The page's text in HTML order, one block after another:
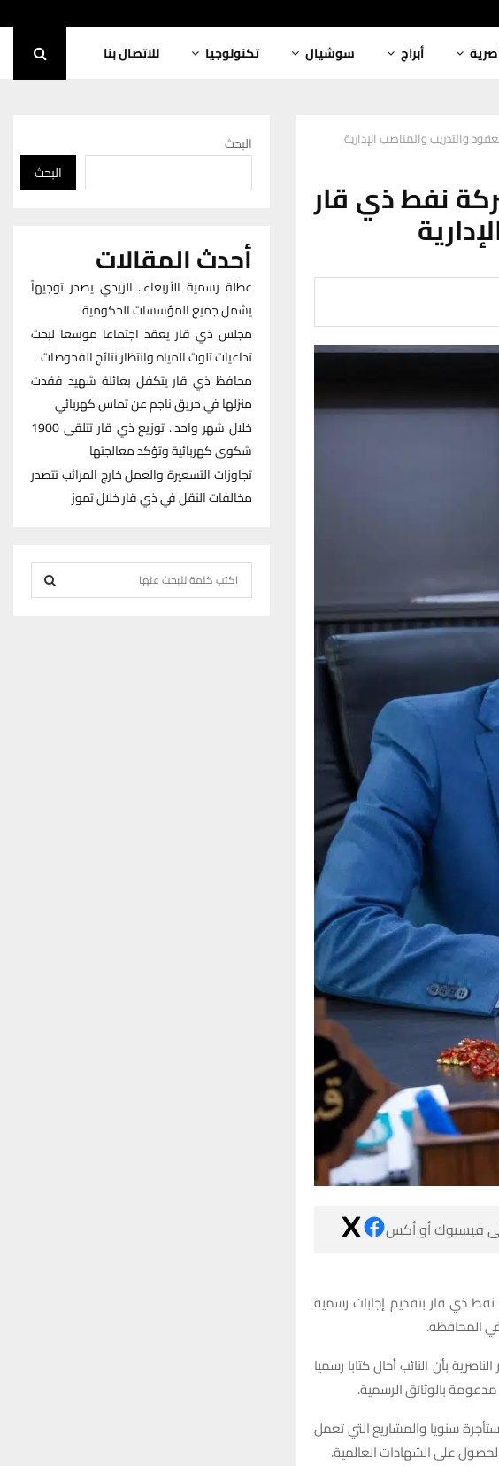
أبراج سوشيال تكنولوجيا للاتصال بنا
والتدريب والمناصب الإدارية
نفط ذي قار
على فيسبوك أو أكس
ذي قار بتقديم إجابات رسمية
المحافظة.
بأن النائب أحال كتابا رسميا
بالوثائق الرسمية.
سنويا والمشاريع التي تعمل
على الشهادات العالمية.
البحث
البحث
أحدث المقالات
عطلة رسمية الأربعاء.. الزيدي يصدر توجيهاً
يشمل جميع المؤسسات الحكومية
مجلس ذي قار يعقد اجتماعا موسعا لبحث
تداعيات تلوث المياه وانتظار نتائج الفحوصات
محافظ ذي قار يتكفل بعائلة شهيد فقدت
منزلها في حريق ناجم عن تماس كهربائي
خلال شهر واحد.. توزيع ذي قار تتلقى 1900
شكوى كهربائية وتؤكد معالجتها
تجاوزات التسعيرة والعمل خارج المرائب تتصدر
مخالفات النقل في ذي قار خلال تموز
e